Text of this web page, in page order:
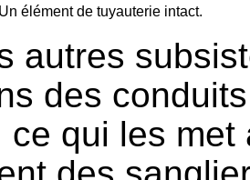
élément de tuyauterie intact.
autres
des
ce qui les met